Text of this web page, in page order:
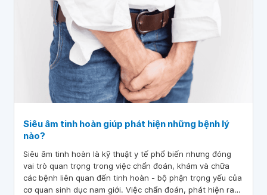
Siêu âm tinh hoàn giúp phát hiện những bệnh lý
nào?
Siêu âm tinh hoàn là kỹ thuật y tế phổ biến nhưng đóng
vai trò quan trọng trong việc chẩn đoán, khám và chữa
các bệnh liên quan đến tinh hoàn - bộ phận trọng yếu của
cơ quan sinh dục nam giới. Việc chẩn đoán, phát hiện ra